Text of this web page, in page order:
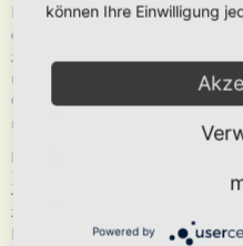
Interessenabwägung zwischen
den Interessen Dritter,
zusammen mit deiner IP-
übermittelter Browser-Kennung
Gefahrenabwehr oder zur
notwendig ist.
Zweck eines Boards ist es,
zu ermöglichen. Du bist dir
Profils und die von dir erstellten
können Ihre Einwilligung
Powered by